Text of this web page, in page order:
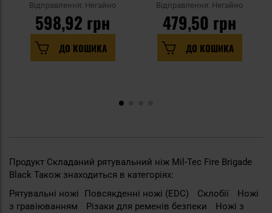
Відправлення: Негайно
598,92 грн
ДО КОШИКА
Відправлення: Негайно
479,50 грн
ДО КОШИКА
Продукт Складаний рятувальний ніж Mil-Tec Fire Brigade
Black Також знаходиться в категоріях:
Рятувальні ножі
Повсякденні ножі (EDC) Склобії
Ножі
з гравіюванням
Різаки для ременів безпеки
Ножі з